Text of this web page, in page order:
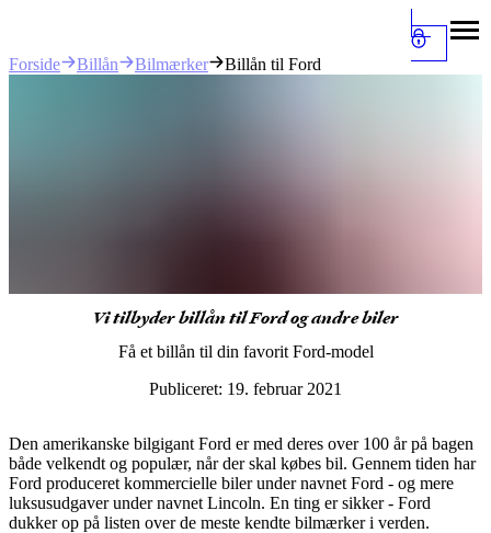
Forside Billån Bilmærker Billån til Ford
Vi tilbyder billån til Ford og andre biler
Få et billån til din favorit Ford-model
Publiceret: 19. februar 2021
Den amerikanske bilgigant Ford er med deres over 100 år på bagen
både velkendt og populær, når der skal købes bil. Gennem tiden har
Ford produceret kommercielle biler under navnet Ford - og mere
luksusudgaver under navnet Lincoln. En ting er sikker - Ford
dukker op på listen over de meste kendte bilmærker i verden.